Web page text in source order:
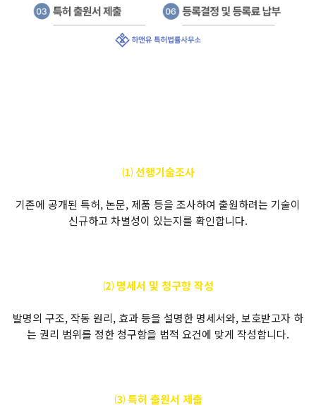
⑴ 선행기술조사
기존에 공개된 특허, 논문, 제품 등을 조사하여 출원하려는 기술이
신규하고 차별성이 있는지를 확인합니다.
⑵ 명세서 및 청구항 작성
발명의 구조, 작동 원리, 효과 등을 설명한 명세서와, 보호받고자 하
는 권리 범위를 정한 청구항을 법적 요건에 맞게 작성합니다.
⑶ 특허 출원서 제출